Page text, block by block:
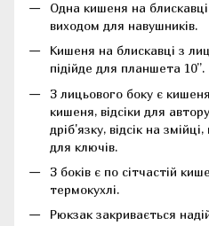
Одна кишеня на
виходом для навушників.
Кишеня на блискавці з
підійде для планшета 10”.
З лицьового боку є
кишеня, відсіки для
дріб'язку, відсік на
для ключів.
З боків є по сітчастій
термокухлі.
Рюкзак закривається